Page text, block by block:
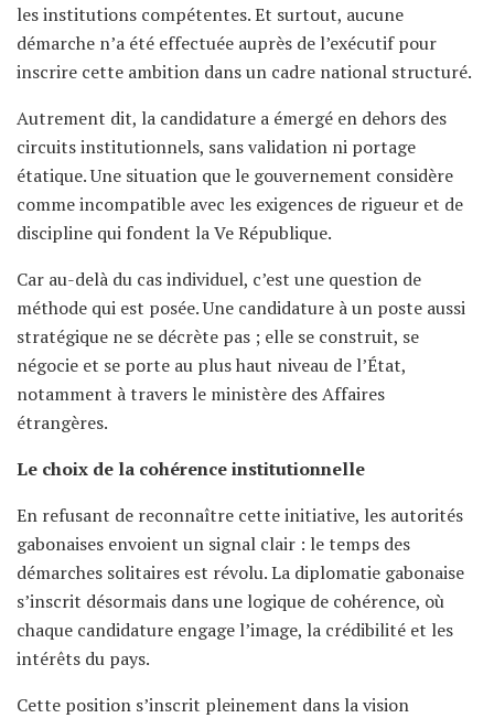
les institutions compétentes. Et surtout, aucune
démarche n’a été effectuée auprès de l’exécutif pour
inscrire cette ambition dans un cadre national structuré.
Autrement dit, la candidature a émergé en dehors des
circuits institutionnels, sans validation ni portage
étatique. Une situation que le gouvernement considère
comme incompatible avec les exigences de rigueur et de
discipline qui fondent la Ve République.
Car au-delà du cas individuel, c’est une question de
méthode qui est posée. Une candidature à un poste aussi
stratégique ne se décrète pas ; elle se construit, se
négocie et se porte au plus haut niveau de l’État,
notamment à travers le ministère des Affaires
étrangères.
Le choix de la cohérence institutionnelle
En refusant de reconnaître cette initiative, les autorités
gabonaises envoient un signal clair : le temps des
démarches solitaires est révolu. La diplomatie gabonaise
s’inscrit désormais dans une logique de cohérence, où
chaque candidature engage l’image, la crédibilité et les
intérêts du pays.
Cette position s’inscrit pleinement dans la vision